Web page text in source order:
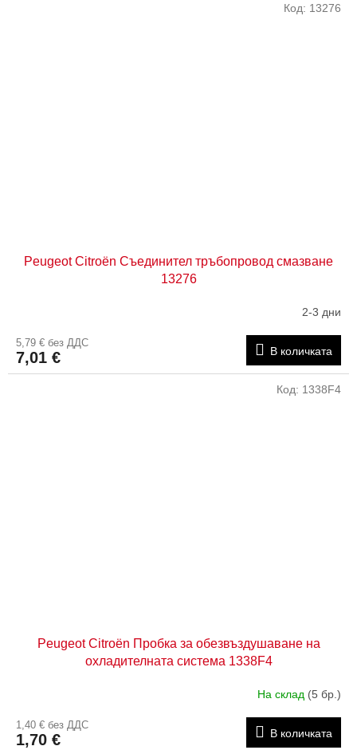
Peugeot Citroën Съединител тръбопровод смазване
13276
2-3 дни
5,79 € без ДДС
7,01 € В количката
Код: 13276
Peugeot Citroën Пробка за обезвъздушаване на
охладителната система 1338F4
На склад (5 бр.)
1,40 € без ДДС
1,70 € В количката
Код: 1338F4